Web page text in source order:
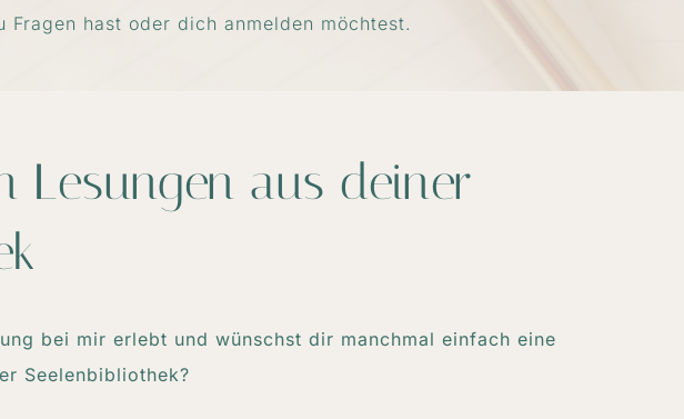
hast oder dich anmelden möchtest.
Lesungen aus deiner
bei mir erlebt und wünschst dir manchmal einfach eine
Seelenbibliothek?